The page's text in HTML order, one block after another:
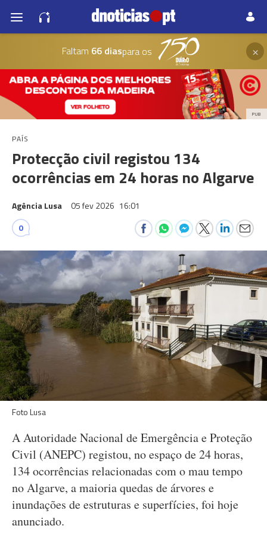
Faltam 66 diaspara os ×
PUB
PAÍS
Protecção civil registou 134
ocorrências em 24 horas no Algarve
Agência Lusa 05 fev 2026 16:01
0
Foto Lusa
A Autoridade Nacional de Emergência e Proteção
Civil (ANEPC) registou, no espaço de 24 horas,
134 ocorrências relacionadas com o mau tempo
no Algarve, a maioria quedas de árvores e
inundações de estruturas e superfícies, foi hoje
anunciado.